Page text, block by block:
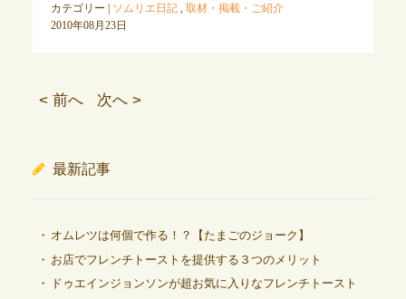
カテゴリー | ソムリエ日記, 取材・掲載・ご紹介
2010年08月23日
< 前へ 次へ >
最新記事
オムレツは何個で作る！？【たまごのジョーク】
お店でフレンチトーストを提供する３つのメリット
ドゥエインジョンソンが超お気に入りなフレンチトースト